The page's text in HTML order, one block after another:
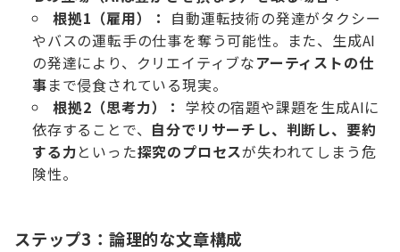
根拠1（雇用）： 自動運転技術の発達がタクシー
やバスの運転手の仕事を奪う可能性。また、生成AI
の発達により、クリエイティブなアーティストの仕
事まで侵食されている現実。
根拠2（思考力）： 学校の宿題や課題を生成AIに
依存することで、 自分でリサーチし、判断し、要約
する力といった探究のプロセスが失われてしまう危
険性。
ステップ3：論理的な文章構成